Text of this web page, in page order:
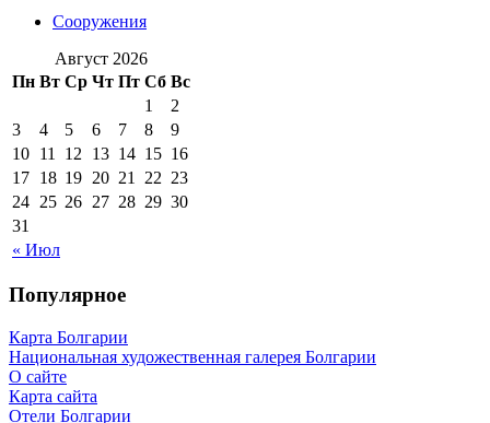
Сооружения
Август 2026
Пн Вт Ср Чт Пт Сб Вс
« Июл
1
2
3
4 5 6 7 8
9
10 11 12 13 14 15 16
17 18 19 20 21 22 23
24 25 26 27 28 29 30
31
Популярное
Карта Болгарии
Национальная художественная галерея Болгарии
О сайте
Карта сайта
Отели Болгарии